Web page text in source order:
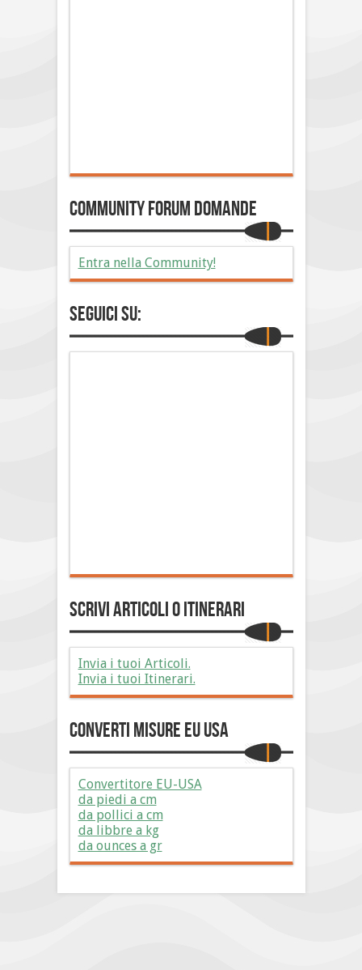
Community Forum Domande
Entra nella Community!
Seguici su:
Scrivi Articoli o Itinerari
Invia i tuoi Articoli.
Invia i tuoi Itinerari.
Converti Misure EU USA
Convertitore EU-USA
da piedi a cm
da pollici a cm
da libbre a kg
da ounces a gr